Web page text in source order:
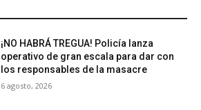
¡NO HABRÁ TREGUA! Policía lanza
operativo de gran escala para dar con
los responsables de la masacre
6 agosto, 2026